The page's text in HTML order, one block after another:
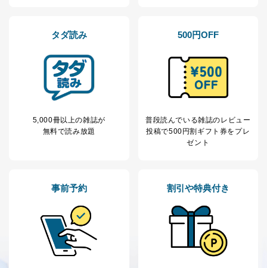
タダ読み
5,000冊以上の雑誌が
無料で読み放題
500円OFF
普段読んでいる雑誌のレビュー
投稿で500円割ギフト券をプレ
ゼント
事前予約 割引や特典付き